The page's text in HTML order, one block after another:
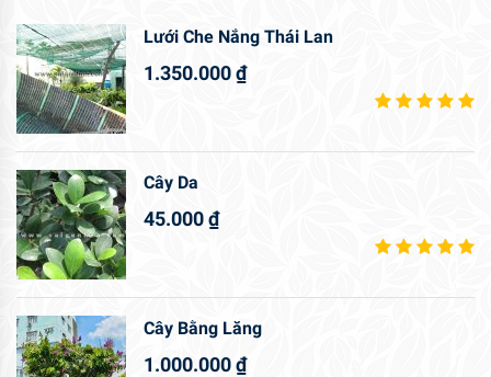
Lưới Che Nắng Thái Lan
1.350.000₫
Cây Da
45.000₫
Cây Bằng Lăng
1.000.000₫